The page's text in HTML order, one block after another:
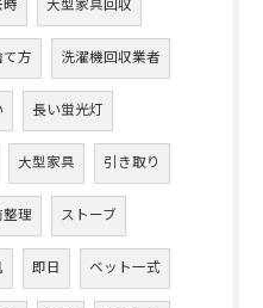
時 大型家具回収
方 洗濯機回収業者
長い蛍光灯
大型家具 引き取り
理 ストーブ
即日 ベット一式